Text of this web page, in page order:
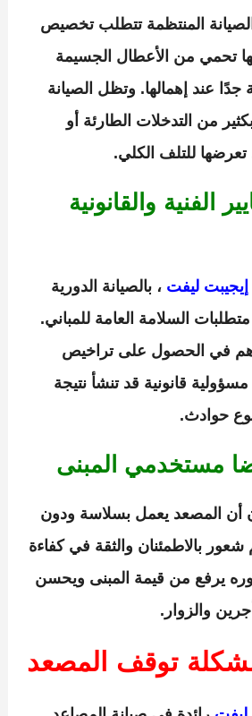
المنتظمة تتطلب تخصيص
تحمي من الأعطال الجسيمة
جدًا عند إهمالها. وتظل الصيانة
من التدخلات الطارئة أو
تعرضها للتلف الكلي.
الفنية والقانونية
ليفت ، بالصيانة الدورية
السلامة العامة للمباني.
في الحصول على تراخيص
قانونية قد تنشأ نتيجة
حوادث.
مستخدمي المبنى
أن المصعد يعمل بسلاسة ودون
شعور بالاطمئنان والثقة في كفاءة
يرفع من قيمة المبنى ويحسن
والزوار.
توقف المصعد